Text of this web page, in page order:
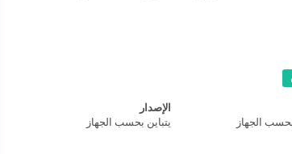
الجهاز
الإصدار
يتباين بحسب الجهاز